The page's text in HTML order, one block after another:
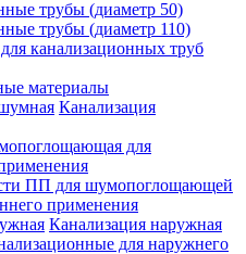
трубы (диаметр 50)
трубы (диаметр 110)
канализационных труб
материалы
Канализация
для
ПП для шумопоглощающей
применения
Канализация наружная
для наружнего